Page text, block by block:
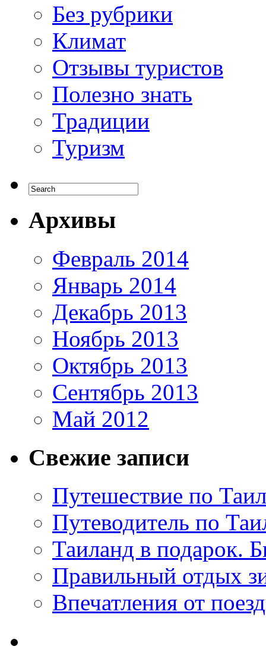
Без рубрики
Климат
Отзывы туристов
Полезно знать
Традиции
Туризм
Архивы
Февраль 2014
Январь 2014
Декабрь 2013
Ноябрь 2013
Октябрь 2013
Сентябрь 2013
Май 2012
Свежие записи
Путешествие по
Путеводитель по
Таиланд в подарок.
Правильный отдых
Впечатления от